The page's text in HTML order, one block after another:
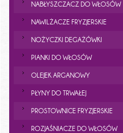
NABŁYSZCZACZ DO WŁOSÓW
NAWILŻACZE FRYZJERSKIE
NOŻYCZKI DEGAŻÓWKI
PIANKI DO WŁOSÓW
OLEJEK ARGANOWY
PŁYNY DO TRWAŁEJ
PROSTOWNICE FRYZJERSKIE
ROZJAŚNIACZE DO WŁOSÓW